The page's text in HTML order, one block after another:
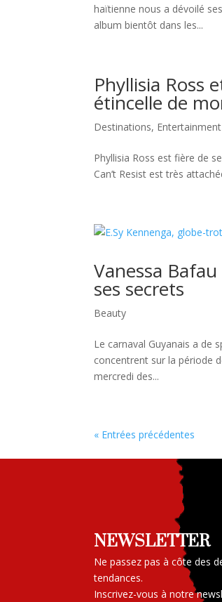
haïtienne nous a dévoilé
album bientôt dans les...
Phyllisia Ross
étincelle de
Destinations, Entertainment
Phyllisia Ross est fière de
Can’t Resist est très
Vanessa
ses secrets
Beauty
Le carnaval Guyanais a de
concentrent sur la période
mercredi des...
« Entrées précédentes
NEWSLETTER
Ne passez pas à côte des
tendances.
Inscrivez-vous à notre